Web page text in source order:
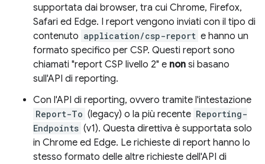
supportata dai browser, tra cui Chrome, Firefox,
Safari ed Edge. I report vengono inviati con il tipo di
contenuto application/csp-report e hanno un
formato specifico per CSP. Questi report sono
chiamati "report CSP livello 2" e non si basano
sull'API di reporting.
Con l'API di reporting, ovvero tramite l'intestazione
Report-To (legacy) o la più recente Reporting-
Endpoints (v1). Questa direttiva è supportata solo
in Chrome ed Edge. Le richieste di report hanno lo
stesso formato delle altre richieste dell'API di